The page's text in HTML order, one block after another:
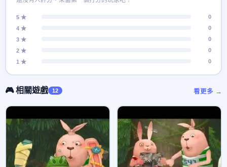
5 ★
0
4 ★
0
3 ★
0
2 ★
0
1 ★
0
🎮 相關遊戲 12 看更多 →